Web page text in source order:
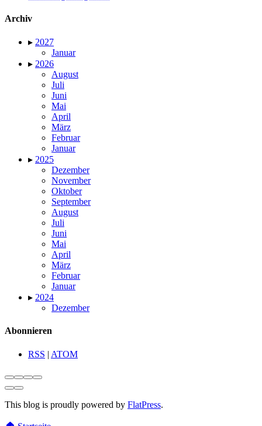
Archiv
▸ 2027
Januar
▸ 2026
August
Juli
Juni
Mai
April
März
Februar
Januar
▸ 2025
Dezember
November
Oktober
September
August
Juli
Juni
Mai
April
März
Februar
Januar
▸ 2024
Dezember
Abonnieren
RSS | ATOM
This blog is proudly powered by FlatPress.